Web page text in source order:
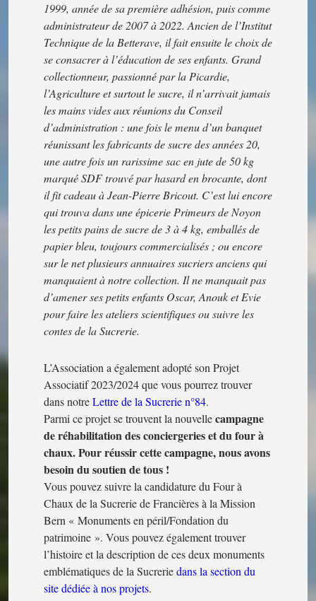
1999, année de sa première adhésion, puis comme
administrateur de 2007 à 2022. Ancien de l’Institut
Technique de la Betterave, il fait ensuite le choix de
se consacrer à l’éducation de ses enfants. Grand
collectionneur, passionné par la Picardie,
l’Agriculture et surtout le sucre, il n’arrivait jamais
les mains vides aux réunions du Conseil
d’administration : une fois le menu d’un banquet
réunissant les fabricants de sucre des années 20,
une autre fois unrarissimesac en jute de 50 kg
marqué SDF trouvé par hasard en brocante, dont
il fit cadeau à Jean-Pierre Bricout. C’est lui encore
qui trouva dans une épicerie Primeurs de Noyon
les petits pains de sucre de 3 à 4 kg, emballés de
papier bleu, toujours commercialisés ; ou encore
sur le net plusieurs annuaires sucriers anciens qui
manquaient à notre collection. Il ne manquait pas
d’amener ses petits enfants Oscar, Anouk et Evie
pour faire les ateliers scientifiques ou suivre les
contes de la Sucrerie.
L’Association a également adopté son Projet
Associatif 2023/2024 que vous pourrez trouver
dans notreLettre de la Sucrerie n°84.
Parmi ce projet se trouvent la nouvellecampagne
de réhabilitation des conciergeries et du four à
chaux. Pour réussir cette campagne, nous avons
besoin du soutien de tous !
Vous pouvez suivre la candidature du Four à
Chaux de la Sucrerie de Francières à la Mission
Bern « Monuments en péril/Fondation du
patrimoine ». Vous pouvez également trouver
l’histoire et la description de ces deux monuments
emblématiques de la Sucreriedans la section du
site dédiée à nos projets.